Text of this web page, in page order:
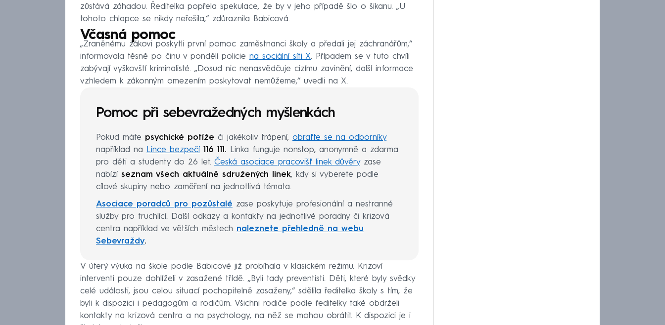
zůstává záhadou. Ředitelka popřela spekulace, že by v jeho případě šlo o šikanu. „U
tohoto chlapce se nikdy neřešila,“ zdůraznila Babicová.
Včasná pomoc
„Zraněnému žákovi poskytli první pomoc zaměstnanci školy a předali jej záchranářům,“
informovala těsně po činu v pondělí policie na sociální síti X. Případem se v tuto chvíli
zabývají vyškovští kriminalisté. „Dosud nic nenasvědčuje cizímu zavinění, další informace
vzhledem k zákonným omezením poskytovat nemůžeme,“ uvedli na X.
Pomoc při sebevražedných myšlenkách
Pokud máte psychické potíže či jakékoliv trápení, obraťte se na odborníky
například na Lince bezpečí 116 111. Linka funguje nonstop, anonymně a zdarma
pro děti a studenty do 26 let. Česká asociace pracovišť linek důvěryzase
nabízí seznam všech aktuálně sdružených linek, kdy si vyberete podle
cílové skupiny nebo zaměření na jednotlivá témata.
Asociace poradců pro pozůstalé zase poskytuje profesionální a nestranné
služby pro truchlící. Další odkazy a kontakty na jednotlivé poradny či krizová
centra například ve větších městech naleznete přehledně na webu
Sebevraždy.
V úterý výuka na škole podle Babicové již probíhala v klasickém režimu. Krizoví
interventi pouze dohlíželi v zasažené třídě. „Byli tady preventisti. Děti, které byly svědky
celé události, jsou celou situací pochopitelně zasaženy,“ sdělila ředitelka školy s tím, že
byli k dispozici i pedagogům a rodičům. Všichni rodiče podle ředitelky také obdrželi
kontakty na krizová centra a na psychology, na něž se mohou obrátit. K dispozici je i